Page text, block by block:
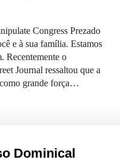
Congress Prezado
e à sua família. Estamos
Recentemente o
Journal ressaltou que a
grande força…
Dominical